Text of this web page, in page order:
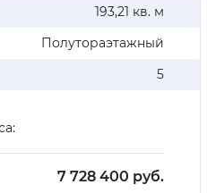
193,21 кв. м
Полутораэтажный
5
7 728 400 руб.